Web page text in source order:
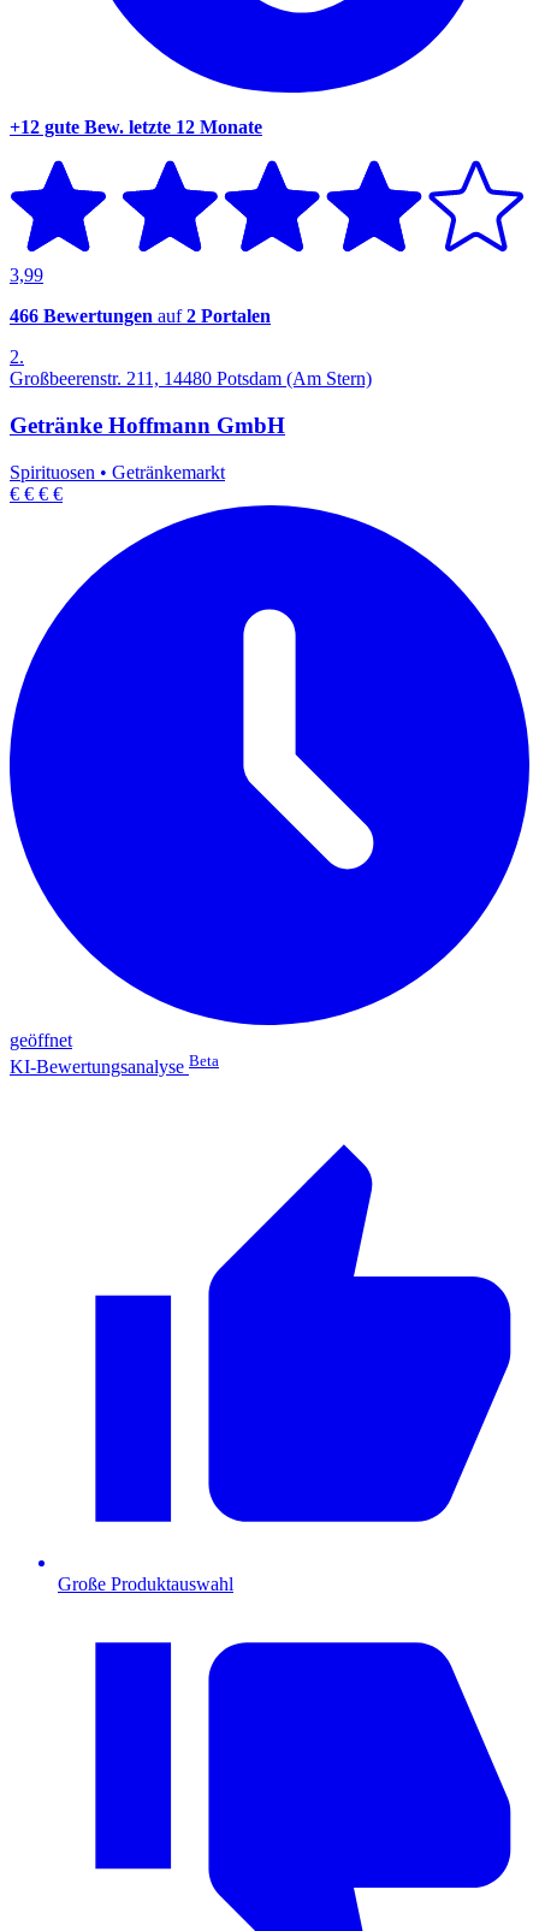
+12 gute Bew. letzte 12 Monate
3,99
466 Bewertungen auf2 Portalen
2.
Großbeerenstr. 211, 14480 Potsdam (Am Stern)
Getränke Hoffmann GmbH
Spirituosen • Getränkemarkt
€ € € €
geöffnet
KI-Bewertungsanalyse Beta
Große Produktauswahl